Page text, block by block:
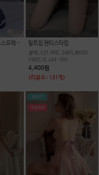
히까루짱 세라교복 코스프레 BEST
밑트임 팬티스타킹
블랙,스킨,커피,그레이,화이트
FREE,XL(44~99)
4,400원
(리뷰수 : 131개)